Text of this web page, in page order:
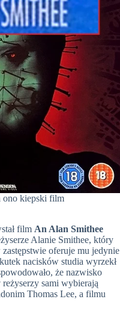
ono kiepski film
film An Alan Smithee
Alanie Smithee, który
oferuje mu jedynie
nacisków studia wyrzekł
że nazwisko
sami wybierają
Thomas Lee, a filmu